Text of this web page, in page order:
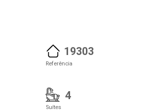
19303
Referência
4
Suítes